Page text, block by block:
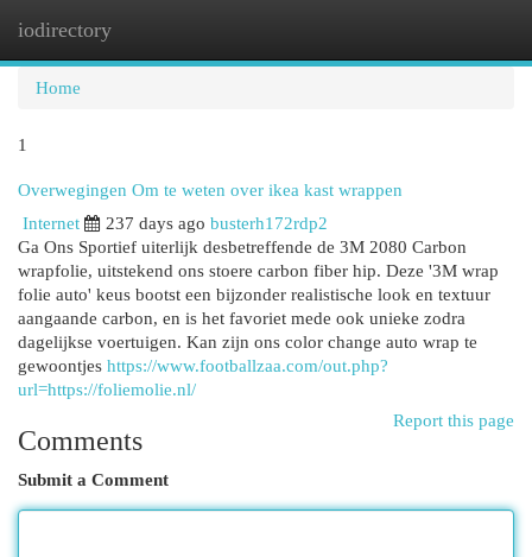
iodirectory
Home
1
Overwegingen Om te weten over ikea kast wrappen
Internet
237 days ago busterh172rdp2
Ga Ons Sportief uiterlijk desbetreffende de 3M 2080 Carbon
wrapfolie, uitstekend ons stoere carbon fiber hip. Deze '3M wrap
folie auto' keus bootst een bijzonder realistische look en textuur
aangaande carbon, en is het favoriet mede ook unieke zodra
dagelijkse voertuigen. Kan zijn ons color change auto wrap te
gewoontjes https://www.footballzaa.com/out.php?
url=https://foliemolie.nl/
Report this page
Comments
Submit a Comment